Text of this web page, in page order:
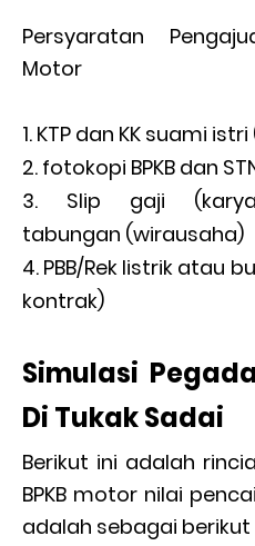
Persyaratan
Motor
KTP dan KK suami
fotokopi BPKB dan
Slip gaji
tabungan (wirausaha)
PBB/Rek listrik atau
kontrak)
Simulasi
Di Tukak Sadai
Berikut ini adalah
BPKB motor nilai
adalah sebagai berikut